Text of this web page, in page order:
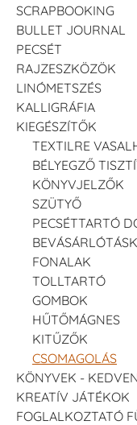
SCRAPBOOKING
BULLET JOURNAL
PECSÉT
RAJZESZKÖZÖK
LINÓMETSZÉS
KALLIGRÁFIA
KIEGÉSZÍTŐK
TEXTILRE
BÉLYEGZŐ
KÖNYVJELZŐK
SZÜTYŐ
PECSÉTTARTÓ
FONALAK
TOLLTARTÓ
GOMBOK
HŰTŐMÁGNES
KITŰZŐK
CSOMAGOLÁS
KÖNYVEK -
KREATÍV JÁTÉKOK
FOGLALKOZTATÓ